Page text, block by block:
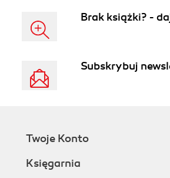
Brak książki? -
Subskrybuj
Twoje Konto
Księgarnia